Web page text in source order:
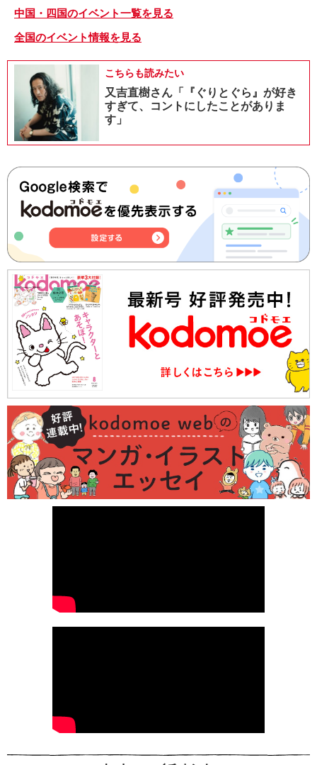
中国・四国のイベント一覧を見る
全国のイベント情報を見る
こちらも読みたい
又吉直樹さん「『ぐりとぐら』が好き
すぎて、コントにしたことがありま
す」